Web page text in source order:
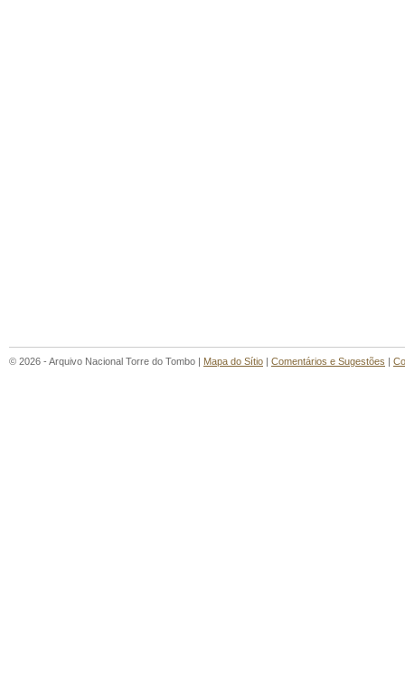
© 2026 - Arquivo Nacional Torre do Tombo | Mapa do Sítio | Comentários e Sugestões |